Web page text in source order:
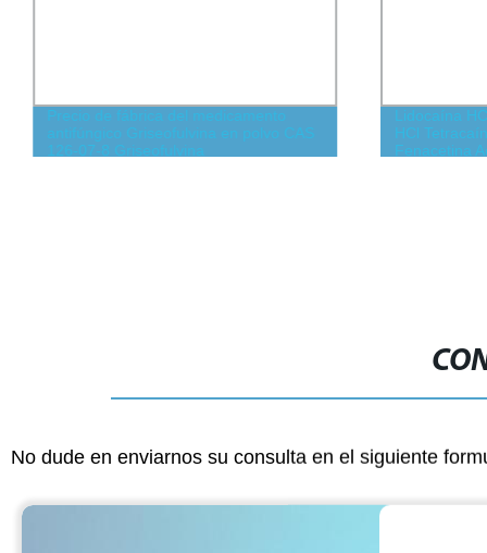
Precio de fábrica del medicamento
antifúngico Griseofulvina en polvo CAS
126-07-8 Griseofulvina
Lidocaína
HCl
Fenacetina
No dude en enviarnos su consulta en el siguiente